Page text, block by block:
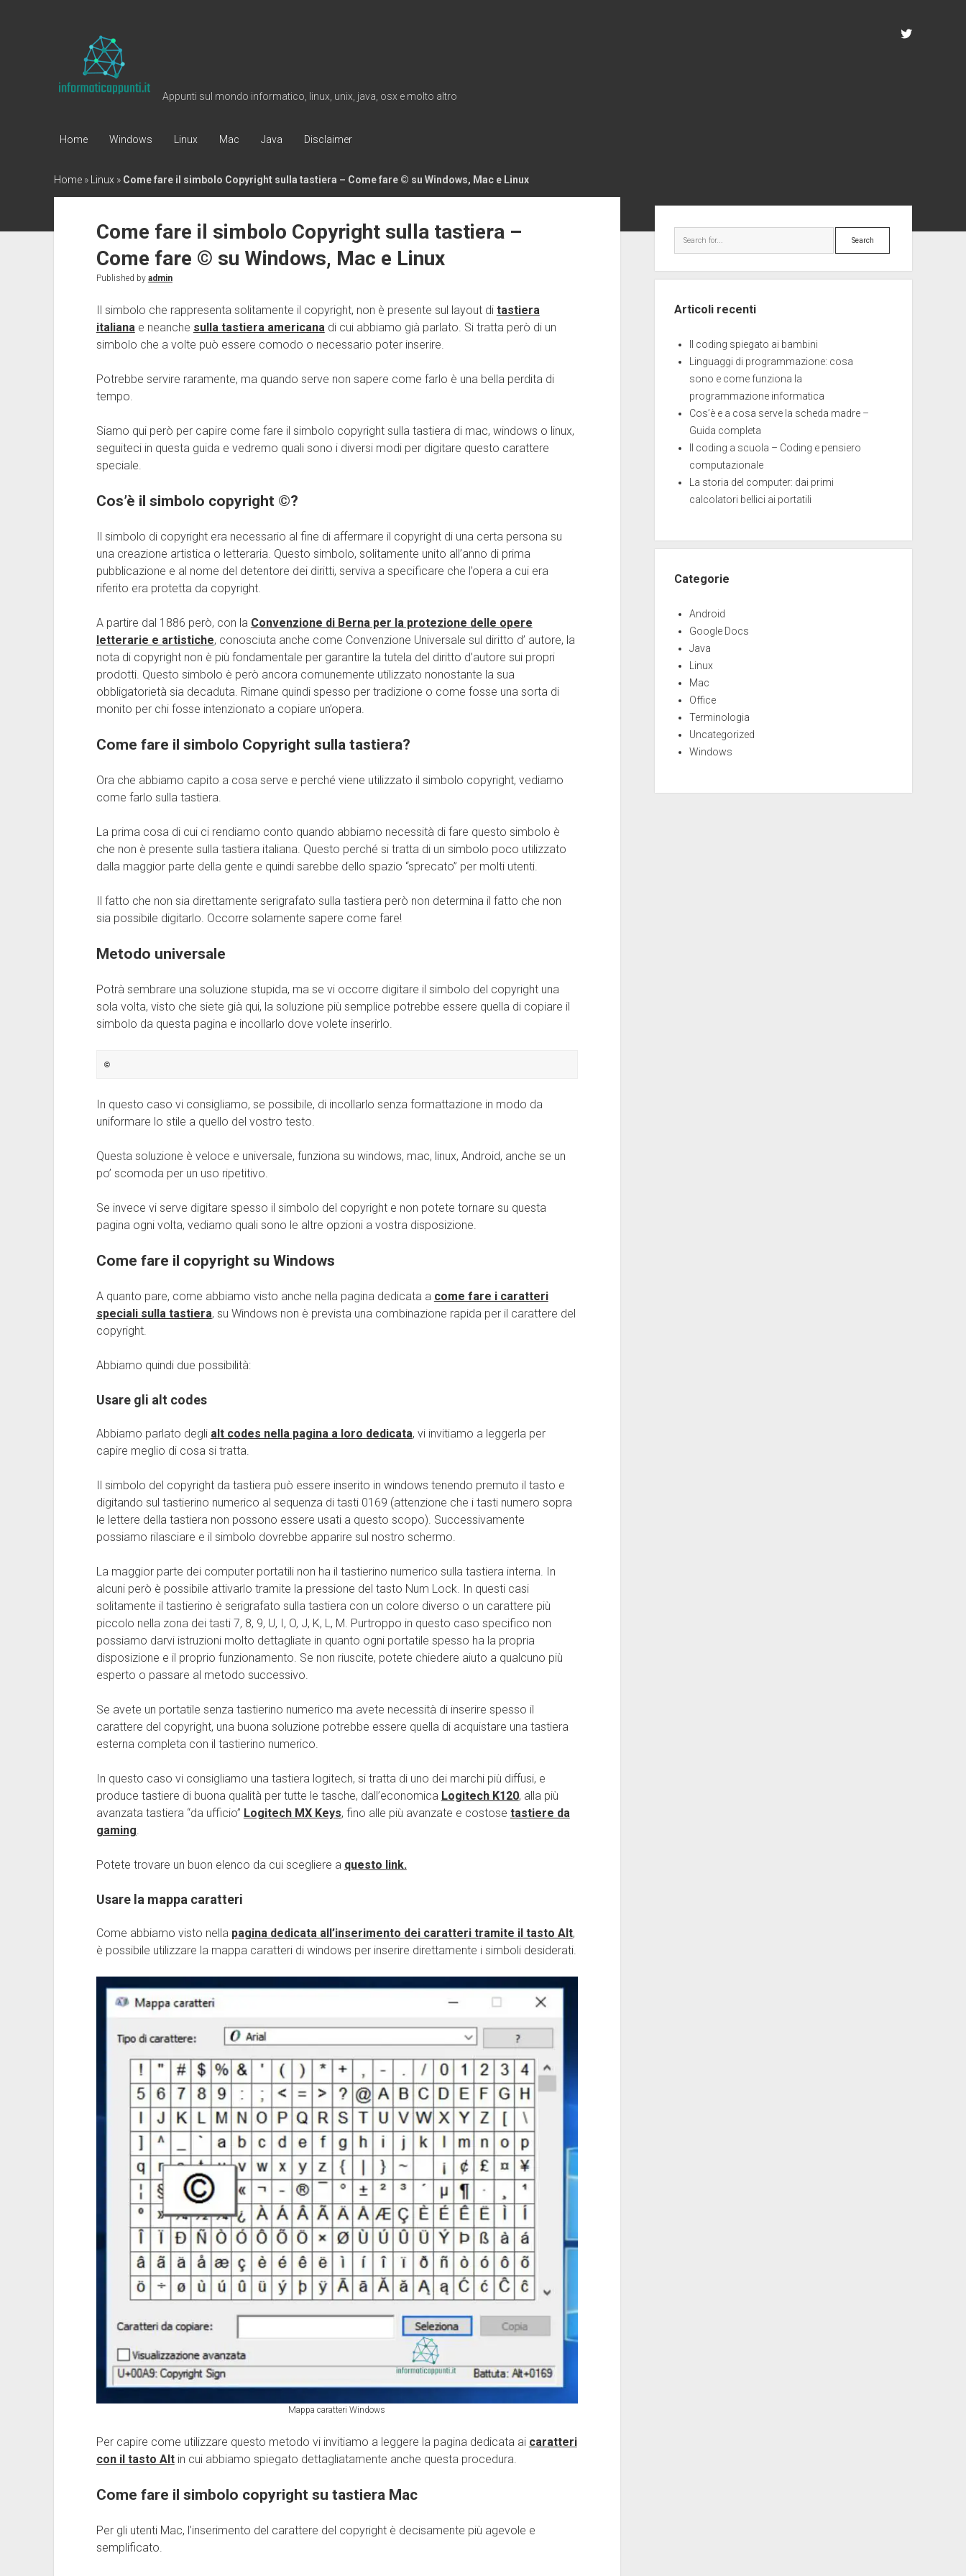
Informaticappunti
Appunti sul mondo informatico, linux, unix, java, osx e molto altro
twitter
Home Windows Linux Mac Java Disclaimer
Home» Linux » Come fare il simbolo Copyright sulla tastiera – Come fare © su Windows, Mac e Linux
Come fare il simbolo Copyright sulla tastiera –
Come fare © su Windows, Mac e Linux
Published by admin
Il simbolo che rappresenta solitamente il copyright, non è presente sul layout di tastiera
italianae neanche sulla tastiera americanadi cui abbiamo già parlato. Si tratta però di un
simbolo che a volte può essere comodo o necessario poter inserire.
Potrebbe servire raramente, ma quando serve non sapere come farlo è una bella perdita di
tempo.
Siamo qui però per capire come fare il simbolo copyright sulla tastiera di mac, windows o linux,
seguiteci in questa guida e vedremo quali sono i diversi modi per digitare questo carattere
speciale.
Cos’è il simbolo copyright ©?
Il simbolo di copyright era necessario al fine di affermare il copyright di una certa persona su
una creazione artistica o letteraria. Questo simbolo, solitamente unito all’anno di prima
pubblicazione e al nome del detentore dei diritti, serviva a specificare che l’opera a cui era
riferito era protetta da copyright.
A partire dal 1886 però, con la Convenzione di Berna per la protezione delle opere
letterarie e artistiche, conosciuta anche come Convenzione Universale sul diritto d’ autore, la
nota di copyright non è più fondamentale per garantire la tutela del diritto d’autore sui propri
prodotti. Questo simbolo è però ancora comunemente utilizzato nonostante la sua
obbligatorietà sia decaduta. Rimane quindi spesso per tradizione o come fosse una sorta di
monito per chi fosse intenzionato a copiare un’opera.
Come fare il simbolo Copyright sulla tastiera?
Ora che abbiamo capito a cosa serve e perché viene utilizzato il simbolo copyright, vediamo
come farlo sulla tastiera.
La prima cosa di cui ci rendiamo conto quando abbiamo necessità di fare questo simbolo è
che non è presente sulla tastiera italiana. Questo perché si tratta di un simbolo poco utilizzato
dalla maggior parte della gente e quindi sarebbe dello spazio “sprecato” per molti utenti.
Il fatto che non sia direttamente serigrafato sulla tastiera però non determina il fatto che non
sia possibile digitarlo. Occorre solamente sapere come fare!
Metodo universale
Potrà sembrare una soluzione stupida, ma se vi occorre digitare il simbolo del copyright una
sola volta, visto che siete già qui, la soluzione più semplice potrebbe essere quella di copiare il
simbolo da questa pagina e incollarlo dove volete inserirlo.
©
In questo caso vi consigliamo, se possibile, di incollarlo senza formattazione in modo da
uniformare lo stile a quello del vostro testo.
Questa soluzione è veloce e universale, funziona su windows, mac, linux, Android, anche se un
po’ scomoda per un uso ripetitivo.
Se invece vi serve digitare spesso il simbolo del copyright e non potete tornare su questa
pagina ogni volta, vediamo quali sono le altre opzioni a vostra disposizione.
Come fare il copyright su Windows
A quanto pare, come abbiamo visto anche nella pagina dedicata a come fare i caratteri
speciali sulla tastiera, su Windows non è prevista una combinazione rapida per il carattere del
copyright.
Abbiamo quindi due possibilità:
Usare gli alt codes
Abbiamo parlato degli alt codes nella pagina a loro dedicata, vi invitiamo a leggerla per
capire meglio di cosa si tratta.
Il simbolo del copyright da tastiera può essere inserito in windows tenendo premuto il tasto e
digitando sul tastierino numerico al sequenza di tasti 0169 (attenzione che i tasti numero sopra
le lettere della tastiera non possono essere usati a questo scopo). Successivamente
possiamo rilasciare e il simbolo dovrebbe apparire sul nostro schermo.
La maggior parte dei computer portatili non ha il tastierino numerico sulla tastiera interna. In
alcuni però è possibile attivarlo tramite la pressione del tasto Num Lock. In questi casi
solitamente il tastierino è serigrafato sulla tastiera con un colore diverso o un carattere più
piccolo nella zona dei tasti 7, 8, 9, U, I, O, J, K, L, M. Purtroppo in questo caso specifico non
possiamo darvi istruzioni molto dettagliate in quanto ogni portatile spesso ha la propria
disposizione e il proprio funzionamento. Se non riuscite, potete chiedere aiuto a qualcuno più
esperto o passare al metodo successivo.
Se avete un portatile senza tastierino numerico ma avete necessità di inserire spesso il
carattere del copyright, una buona soluzione potrebbe essere quella di acquistare una tastiera
esterna completa con il tastierino numerico.
In questo caso vi consigliamo una tastiera logitech, si tratta di uno dei marchi più diffusi, e
produce tastiere di buona qualità per tutte le tasche, dall’economica Logitech K120, alla più
avanzata tastiera “da ufficio” Logitech MX Keys, fino alle più avanzate e costose tastiere da
gaming.
Potete trovare un buon elenco da cui scegliere a questo link.
Usare la mappa caratteri
Come abbiamo visto nella pagina dedicata all’inserimento dei caratteri tramite il tasto Alt,
è possibile utilizzare la mappa caratteri di windows per inserire direttamente i simboli desiderati.
Mappa caratteri Windows
Per capire come utilizzare questo metodo vi invitiamo a leggere la pagina dedicata ai caratteri
con il tasto Altin cui abbiamo spiegato dettagliatamente anche questa procedura.
Come fare il simbolo copyright su tastiera Mac
Per gli utenti Mac, l’inserimento del carattere del copyright è decisamente più agevole e
semplificato.
Search
Articoli recenti
Il coding spiegato ai bambini
Linguaggi di programmazione: cosa
sono e come funziona la
programmazione informatica
Cos’è e a cosa serve la scheda madre –
Guida completa
Il coding a scuola – Coding e pensiero
computazionale
La storia del computer: dai primi
calcolatori bellici ai portatili
Categorie
Android
Google Docs
Java
Linux
Mac
Office
Terminologia
Uncategorized
Windows